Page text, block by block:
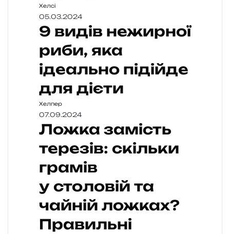
Хелсі
05.03.2024
9 видів нежирної
риби, яка
ідеально підійде
для дієти
Хелпер
07.09.2024
Ложка замість
терезів: скільки
грамів
у столовій та
чайній ложках?
Правильні